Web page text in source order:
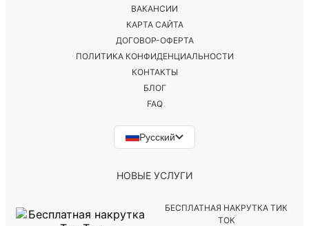
ВАКАНСИИ
КАРТА САЙТА
ДОГОВОР-ОФЕРТА
ПОЛИТИКА КОНФИДЕНЦИАЛЬНОСТИ
КОНТАКТЫ
БЛОГ
FAQ
Русский
НОВЫЕ УСЛУГИ
БЕСПЛАТНАЯ НАКРУТКА ТИК
ТОК